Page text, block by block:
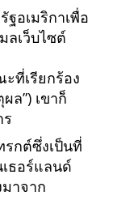
ฐอเมริกาเพื่อ
ลเว็บไซต์
ที่เรียกร้อง
ผล ) เขาก็
กต์ซึ่งเป็นที่
ธอร์แลนด์
าจาก